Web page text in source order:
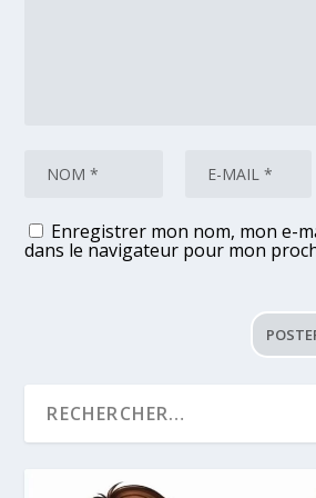
Enregistrer mon nom, mon e-
dans le navigateur pour mon